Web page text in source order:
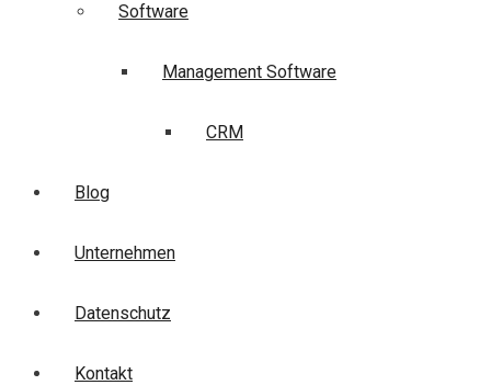
Software
Management Software
CRM
Blog
Unternehmen
Datenschutz
Kontakt